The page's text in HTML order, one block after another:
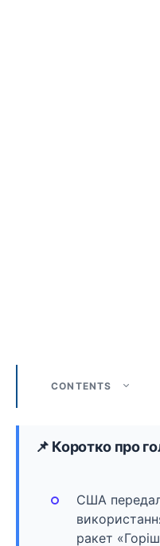
CONTENTS
📌 Коротко про
США
ракет